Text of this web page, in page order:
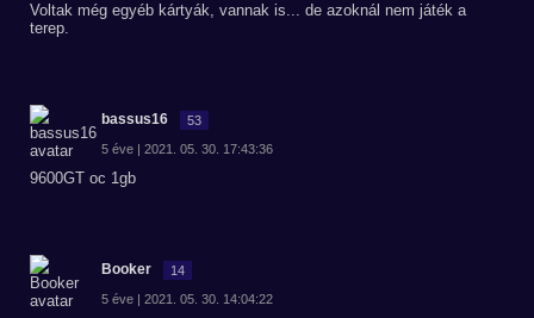
Voltak még egyéb kártyák, vannak is... de azoknál nem játék a
terep.
bassus16 53
5 éve | 2021. 05. 30. 17:43:36
9600GT oc 1gb
Booker 14
5 éve | 2021. 05. 30. 14:04:22